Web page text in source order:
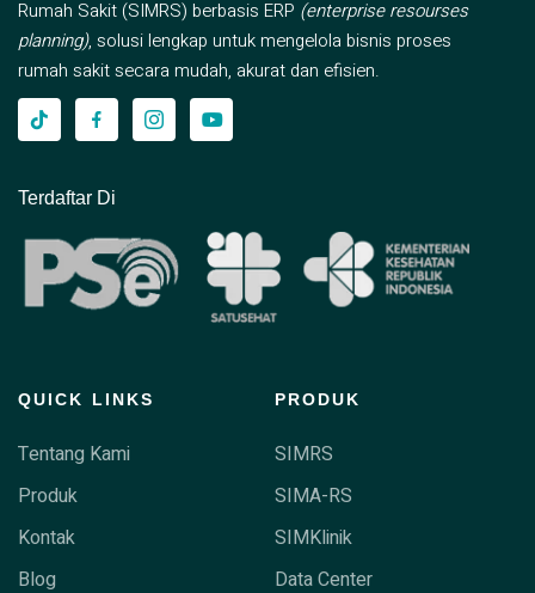
Rumah Sakit (SIMRS) berbasis ERP (enterprise resourses
planning), solusi lengkap untuk mengelola bisnis proses
rumah sakit secara mudah, akurat dan efisien.
Terdaftar Di
QUICK LINKS
Tentang Kami
Produk
Kontak
Blog
PRODUK
SIMRS
SIMA-RS
SIMKlinik
Data Center